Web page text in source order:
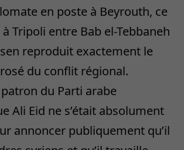
en poste à Beyrouth, ce
Tripoli entre Bab el-Tebbaneh
reproduit exactement le
du conflit régional.
patron du Parti arabe
Ali Eid ne s’était absolument
annoncer publiquement qu’il